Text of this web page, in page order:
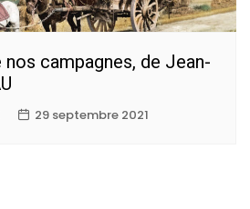
campagnes, de Jean-
29 septembre 2021